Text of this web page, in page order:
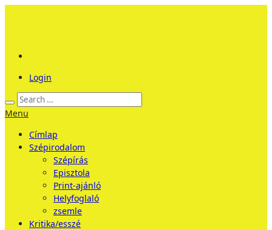
Login
Menu
Címlap
Szépirodalom
Szépírás
Episztola
Print-ajánló
Helyfoglaló
zsemle
Kritika/esszé